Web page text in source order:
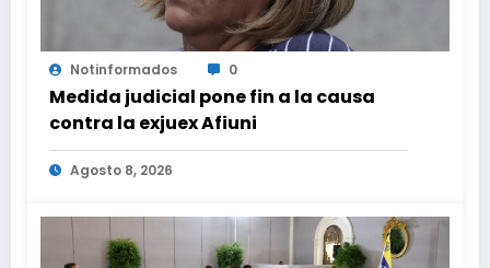
Notinformados 0
Medida judicial pone fin a la causa
contra la exjuex Afiuni
Agosto 8, 2026